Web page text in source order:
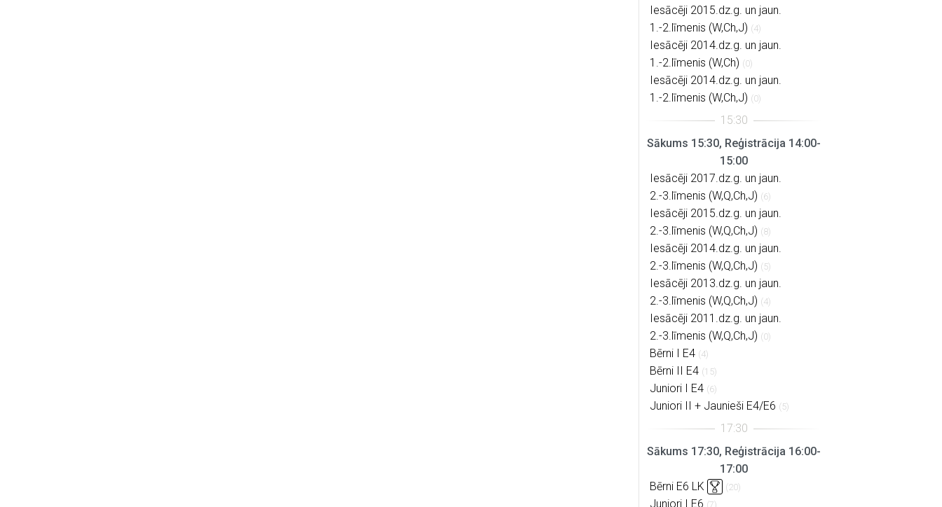
Iesācēji 2015.dz.g. un jaun.
1.-2.līmenis (W,Ch,J) (4)
Iesācēji 2014.dz.g. un jaun.
1.-2.līmenis (W,Ch) (0)
Iesācēji 2014.dz.g. un jaun.
1.-2.līmenis (W,Ch,J) (0)
Sākums 15:30, Reģistrācija 14:00-
15:00
Iesācēji 2017.dz.g. un jaun.
2.-3.līmenis (W,Q,Ch,J) (6)
Iesācēji 2015.dz.g. un jaun.
2.-3.līmenis (W,Q,Ch,J) (8)
Iesācēji 2014.dz.g. un jaun.
2.-3.līmenis (W,Q,Ch,J) (5)
Iesācēji 2013.dz.g. un jaun.
2.-3.līmenis (W,Q,Ch,J) (4)
Iesācēji 2011.dz.g. un jaun.
2.-3.līmenis (W,Q,Ch,J) (0)
Bērni I E4 (4)
Bērni II E4 (15)
Juniori I E4 (6)
Juniori II + Jaunieši E4/E6 (5)
Sākums 17:30, Reģistrācija 16:00-
17:00
Bērni E6 LK
(20)
Juniori I E6 (7)